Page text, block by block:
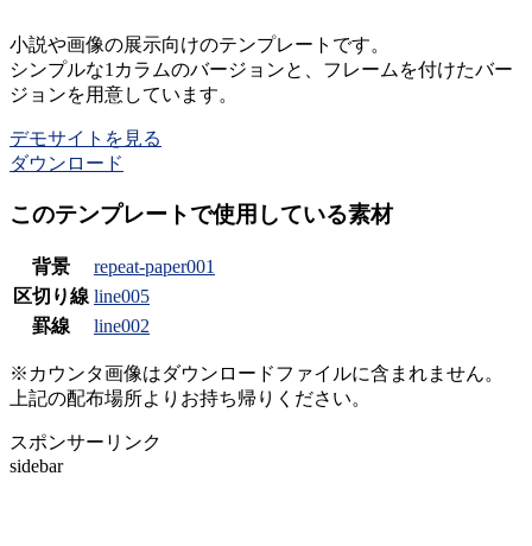
小説や画像の展示向けのテンプレートです。
シンプルな1カラムのバージョンと、フレームを付けたバー
ジョンを用意しています。
デモサイトを見る
ダウンロード
このテンプレートで使用している素材
背景
repeat-paper001
区切り線 line005
罫線
line002
※カウンタ画像はダウンロードファイルに含まれません。
上記の配布場所よりお持ち帰りください。
スポンサーリンク
sidebar